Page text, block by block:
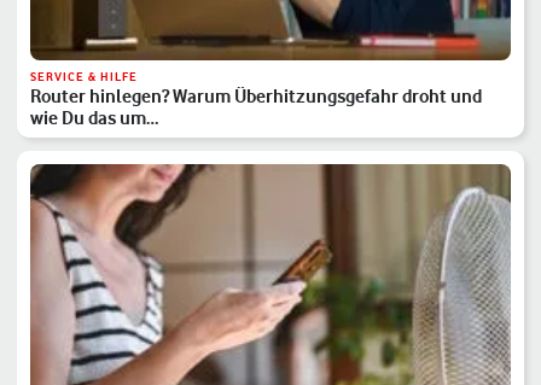
SERVICE & HILFE
Router hinlegen? Warum Überhitzungsgefahr droht und
wie Du das um…